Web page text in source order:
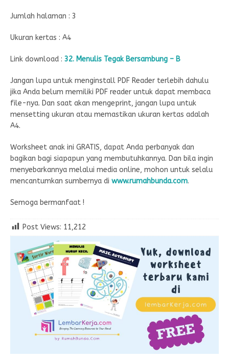
Jumlah halaman : 3
Ukuran kertas : A4
Link download : 32. Menulis Tegak Bersambung – B
Jangan lupa untuk menginstall PDF Reader terlebih dahulu
jika Anda belum memiliki PDF reader untuk dapat membaca
file-nya. Dan saat akan mengeprint, jangan lupa untuk
mensetting ukuran atau memastikan ukuran kertas adalah
A4.
Worksheet anak ini GRATIS, dapat Anda perbanyak dan
bagikan bagi siapapun yang membutuhkannya. Dan bila ingin
menyebarkannya melalui media online, mohon untuk selalu
mencantumkan sumbernya di www.rumahbunda.com.
Semoga bermanfaat !
Post Views: 11,212